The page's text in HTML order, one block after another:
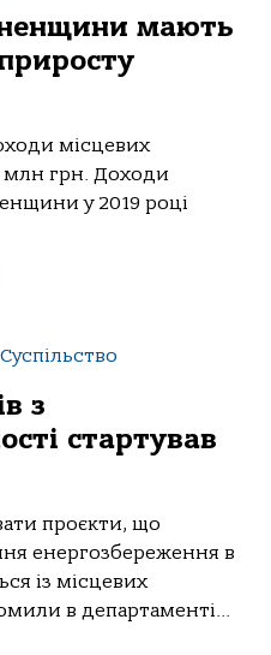
мають
місцевих
млн грн. Доходи
у 2019 році
з
стартував
проєкти, що
енергозбереження в
із місцевих
в департаменті...